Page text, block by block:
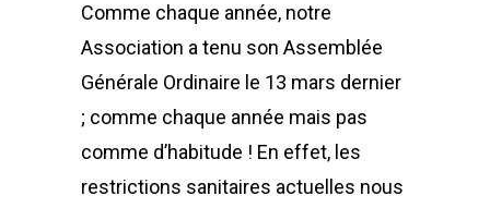
Comme chaque année, notre
Association a tenu son Assemblée
Générale Ordinaire le 13 mars dernier
; comme chaque année mais pas
comme d’habitude ! En effet, les
restrictions sanitaires actuelles nous